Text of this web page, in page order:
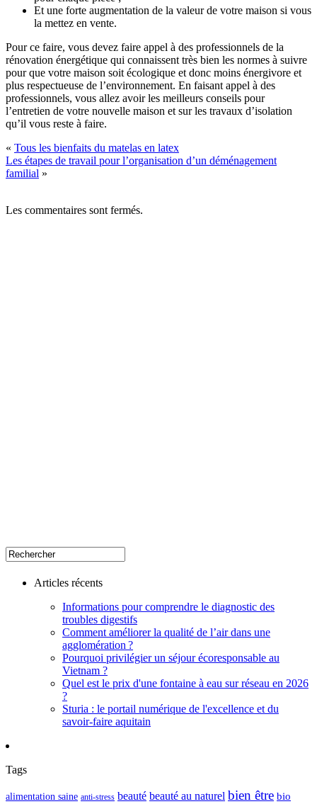
Et une forte augmentation de la valeur de votre maison si vous
la mettez en vente.
Pour ce faire, vous devez faire appel à des professionnels de la
rénovation énergétique qui connaissent très bien les normes à suivre
pour que votre maison soit écologique et donc moins énergivore et
plus respectueuse de l’environnement. En faisant appel à des
professionnels, vous allez avoir les meilleurs conseils pour
l’entretien de votre nouvelle maison et sur les travaux d’isolation
qu’il vous reste à faire.
« Tous les bienfaits du matelas en latex
Les étapes de travail pour l’organisation d’un déménagement
familial »
Les commentaires sont fermés.
Articles récents
Informations pour comprendre le diagnostic des
troubles digestifs
Comment améliorer la qualité de l’air dans une
agglomération ?
Pourquoi privilégier un séjour écoresponsable au
Vietnam ?
Quel est le prix d'une fontaine à eau sur réseau en 2026
?
Sturia : le portail numérique de l'excellence et du
savoir-faire aquitain
Tags
alimentation saine anti-stress beauté beauté au naturel bien être bio